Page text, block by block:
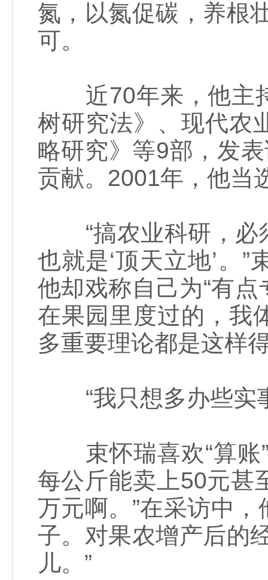
氮，以氮促碳，养根
可。
近70年来，他主持
树研究法》、现代农
略研究》等9部，发
贡献。2001年，他当
“搞农业科研，必
也就是‘顶天立地’。
他却戏称自己为“有
在果园里度过的，我
多重要理论都是这样
“我只想多办些实
束怀瑞喜欢“算账”
每公斤能卖上50元甚
万元啊。”在采访中
子。对果农增产后的
儿。”